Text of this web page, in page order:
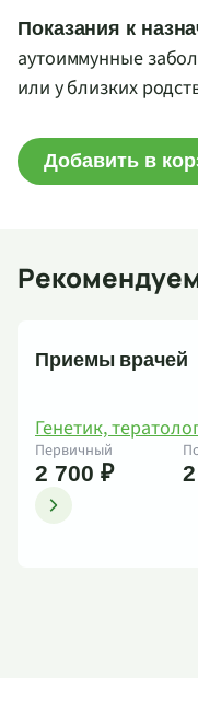
Показания к
аутоиммунные
или у близких
Добавить в
Приемы врачей
Генетик,
Первичный
2 700 ₽